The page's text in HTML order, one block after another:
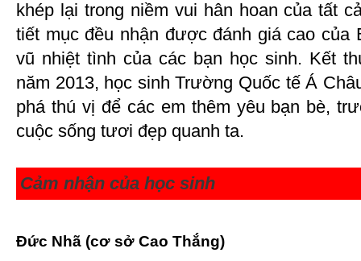
khép lại trong niềm vui hân hoan của tất
tiết mục đều nhận được đánh giá cao của
vũ nhiệt tình của các bạn học sinh. Kết
năm 2013, học sinh Trường Quốc tế Á
phá thú vị để các em thêm yêu bạn bè,
cuộc sống tươi đẹp quanh ta.
Cảm nhận của học sinh
Đức Nhã (cơ sở Cao Thắng)